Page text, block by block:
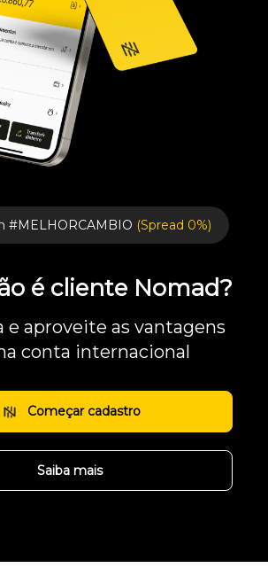
#MELHORCAMBIO (Spread 0%)
é cliente Nomad?
e aproveite as vantagens
conta internacional
Começar cadastro
Saiba mais